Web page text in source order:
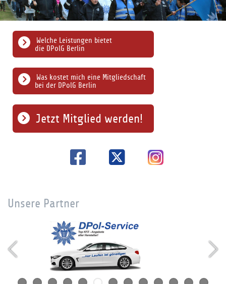
Was kostet mich eine Mitgliedschaft
bei der DPolG Berlin
Welche Leistungen bietet
die DPolG Berlin
Jetzt Mitglied werden!
Unsere Partner